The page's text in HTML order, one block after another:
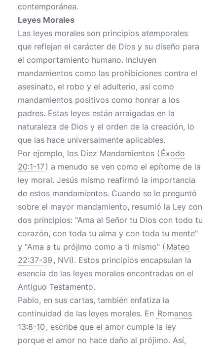
contemporánea.
Leyes Morales
Las leyes morales son principios atemporales
que reflejan el carácter de Dios y su diseño para
el comportamiento humano. Incluyen
mandamientos como las prohibiciones contra el
asesinato, el robo y el adulterio, así como
mandamientos positivos como honrar a los
padres. Estas leyes están arraigadas en la
naturaleza de Dios y el orden de la creación, lo
que las hace universalmente aplicables.
Por ejemplo, los Diez Mandamientos ( Éxodo
20:1-17) a menudo se ven como el epítome de la
ley moral. Jesús mismo reafirmó la importancia
de estos mandamientos. Cuando se le preguntó
sobre el mayor mandamiento, resumió la Ley con
dos principios: "Ama al Señor tu Dios con todo tu
corazón, con toda tu alma y con toda tu mente"
y "Ama a tu prójimo como a ti mismo" ( Mateo
22:37-39 , NVI). Estos principios encapsulan la
esencia de las leyes morales encontradas en el
Antiguo Testamento.
Pablo, en sus cartas, también enfatiza la
continuidad de las leyes morales. En Romanos
13:8-10 , escribe que el amor cumple la ley
porque el amor no hace daño al prójimo. Así,